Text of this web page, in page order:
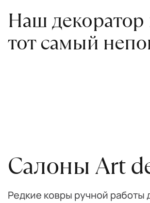
Наш декоратор
тот самый
Салоны Art
Редкие ковры ручной работы